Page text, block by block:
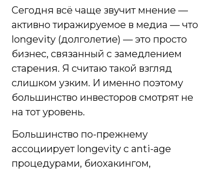
Сегодня всё чаще звучит мнение —
активно тиражируемое в медиа — что
longevity (долголетие) — это просто
бизнес, связанный с замедлением
старения. Я считаю такой взгляд
слишком узким. И именно поэтому
большинство инвесторов смотрят не
на тот уровень.
Большинство по-прежнему
ассоциирует longevity с anti-age
процедурами, биохакингом,